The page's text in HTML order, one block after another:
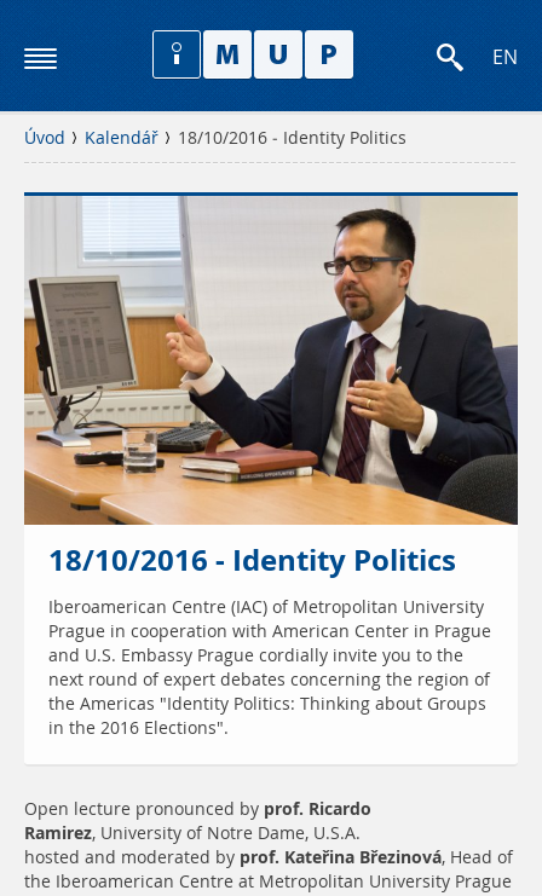
EN
Úvod Kalendář 18/10/2016 - Identity Politics
18/10/2016 - Identity Politics
Iberoamerican Centre (IAC) of Metropolitan University
Prague in cooperation with American Center in Prague
and U.S. Embassy Prague cordially invite you to the
next round of expert debates concerning the region of
the Americas "Identity Politics: Thinking about Groups
in the 2016 Elections".
Open lecture pronounced by prof. Ricardo
Ramirez, University of Notre Dame, U.S.A.
hosted and moderated by prof. Kateřina Březinová, Head of
the Iberoamerican Centre at Metropolitan University Prague